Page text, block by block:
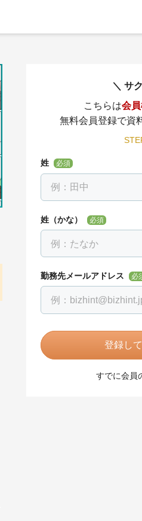
サ
こちらは会
無料会員登録で資
姓 必須
姓（かな） 必須
勤務先メールアドレス 必
登録し
すでに会員